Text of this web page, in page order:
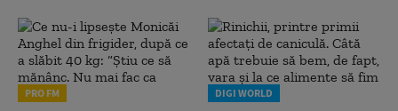
PRO FM DIGI WORLD